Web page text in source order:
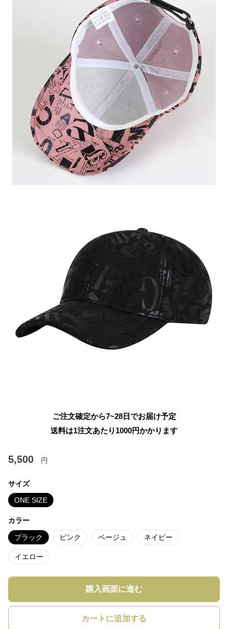
ご注文確定から7~28日でお届け予定
送料は1注文あたり 1000円かかります
5,500 円
サイズ
ONE SIZE
カラー
ブラック ピンク ベージュ ネイビー
イエロー
購入画面に進む
カートに追加する